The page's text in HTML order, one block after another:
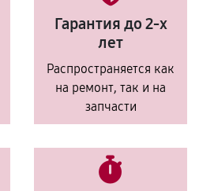
Гарантия до 2-х
лет
Распространяется как
на ремонт, так и на
запчасти